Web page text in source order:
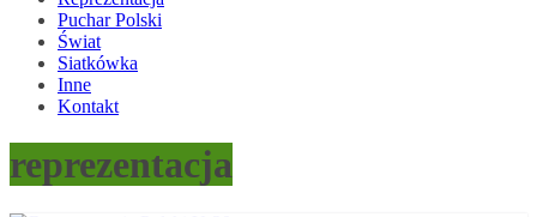
Puchar Polski
Świat
Siatkówka
Inne
Kontakt
reprezentacja